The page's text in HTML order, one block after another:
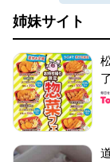
姉妹サイト